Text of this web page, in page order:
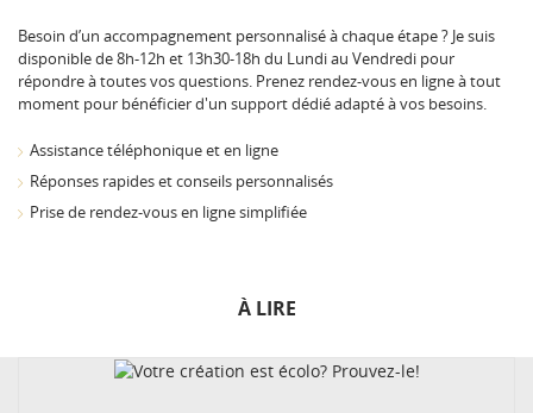
Besoin d’un accompagnement personnalisé à chaque étape ? Je suis
disponible de 8h-12h et 13h30-18h du Lundi au Vendredi pour
répondre à toutes vos questions. Prenez rendez-vous en ligne à tout
moment pour bénéficier d'un support dédié adapté à vos besoins.
Assistance téléphonique et en ligne
Réponses rapides et conseils personnalisés
Prise de rendez-vous en ligne simplifiée
À LIRE